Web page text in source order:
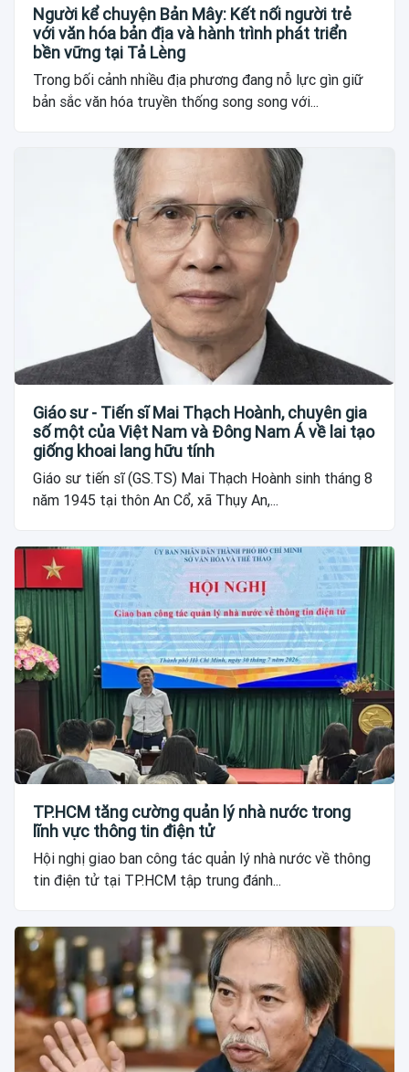
Người kể chuyện Bản Mây: Kết nối người trẻ
với văn hóa bản địa và hành trình phát triển
bền vững tại Tả Lèng
Trong bối cảnh nhiều địa phương đang nỗ lực gìn giữ
bản sắc văn hóa truyền thống song song với...
Giáo sư - Tiến sĩ Mai Thạch Hoành, chuyên gia
số một của Việt Nam và Đông Nam Á về lai tạo
giống khoai lang hữu tính
Giáo sư tiến sĩ (GS.TS) Mai Thạch Hoành sinh tháng 8
năm 1945 tại thôn An Cổ, xã Thụy An,...
TP.HCM tăng cường quản lý nhà nước trong
lĩnh vực thông tin điện tử
Hội nghị giao ban công tác quản lý nhà nước về thông
tin điện tử tại TP.HCM tập trung đánh...